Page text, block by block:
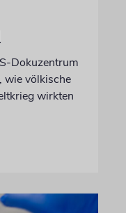
Dokuzentrum
wie völkische
wirkten